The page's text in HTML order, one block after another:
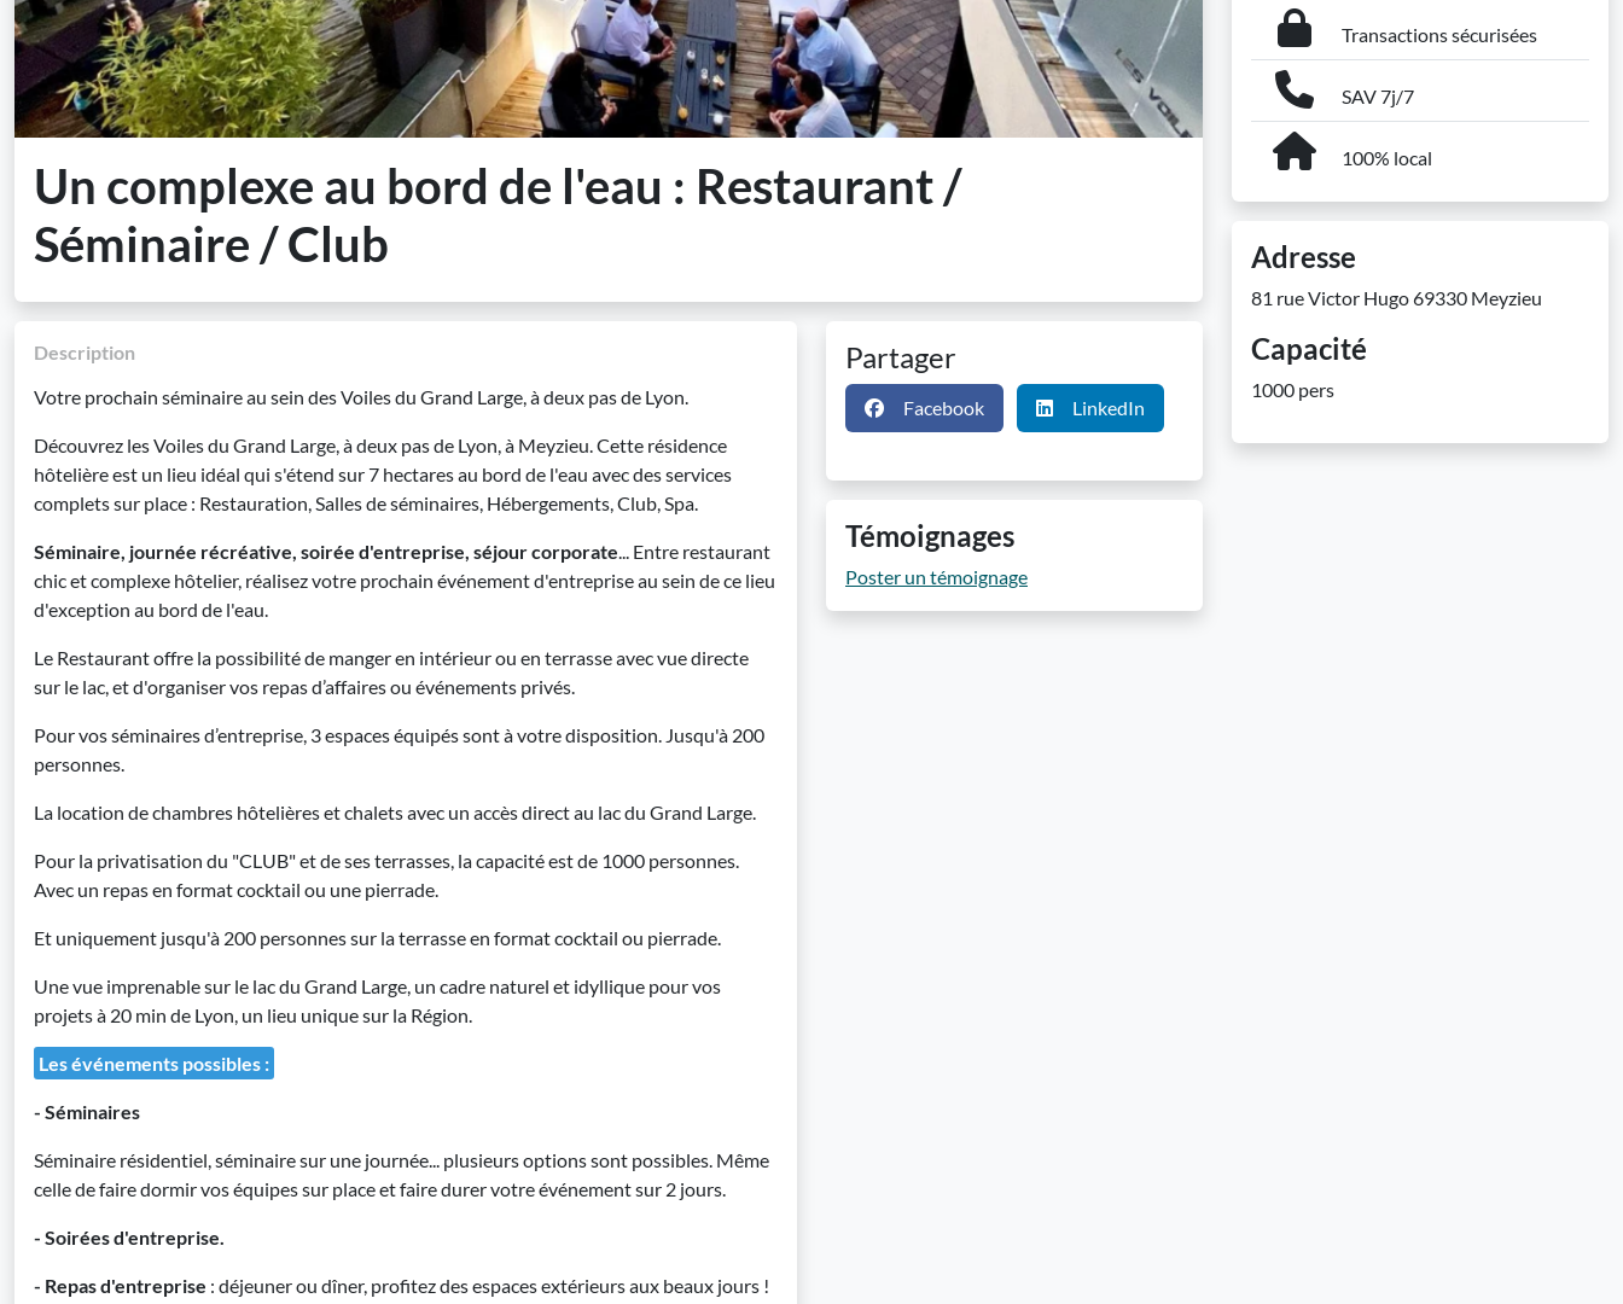
Un complexe au bord de l'eau : Restaurant /
Séminaire / Club
Description
Votre prochain séminaire au sein des Voiles du Grand Large, à deux pas de Lyon.
Découvrez les Voiles du Grand Large, à deux pas de Lyon, à Meyzieu. Cette résidence
hôtelière est un lieu idéal qui s'étend sur 7 hectares au bord de l'eau avec des services
complets sur place : Restauration, Salles de séminaires, Hébergements, Club, Spa.
Séminaire, journée récréative, soirée d'entreprise, séjour corporate... Entre restaurant
chic et complexe hôtelier, réalisez votre prochain événement d'entreprise au sein de ce lieu
d'exception au bord de l'eau.
Le Restaurant offre la possibilité de manger en intérieur ou en terrasse avec vue directe
sur le lac, et d'organiser vos repas d’affaires ou événements privés.
Pour vos séminaires d’entreprise, 3 espaces équipés sont à votre disposition. Jusqu'à 200
personnes.
La location de chambres hôtelières et chalets avec un accès direct au lac du Grand Large.
Pour la privatisation du "CLUB" et de ses terrasses, la capacité est de 1000 personnes.
Avec un repas en format cocktail ou une pierrade.
Et uniquement jusqu'à 200 personnes sur la terrasse en format cocktail ou pierrade.
Une vue imprenable sur le lac du Grand Large, un cadre naturel et idyllique pour vos
projets à 20 min de Lyon, un lieu unique sur la Région.
Les événements possibles :
- Séminaires
Séminaire résidentiel, séminaire sur une journée... plusieurs options sont possibles. Même
celle de faire dormir vos équipes sur place et faire durer votre événement sur 2 jours.
- Soirées d'entreprise.
- Repas d'entreprise : déjeuner ou dîner, profitez des espaces extérieurs aux beaux jours !
Partager
Facebook LinkedIn
Témoignages
Poster un témoignage
Transactions sécurisées
SAV 7j/7
100% local
Adresse
81 rue Victor Hugo 69330 Meyzieu
Capacité
1000 pers